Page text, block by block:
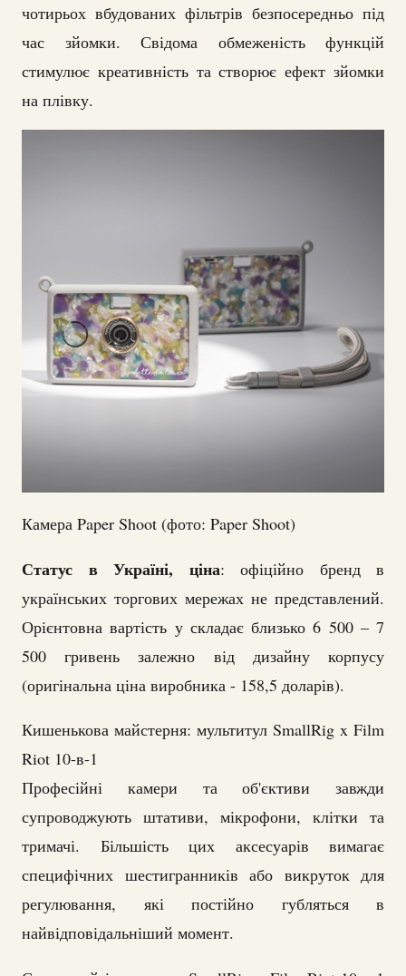
чотирьох вбудованих фільтрів безпосередньо під
час зйомки. Свідома обмеженість функцій
стимулює креативність та створює ефект зйомки
на плівку.
Камера Paper Shoot (фото: Paper Shoot)
Статус в Україні, ціна: офіційно бренд в
українських торгових мережах не представлений.
Орієнтовна вартість у складає близько 6 500 – 7
500 гривень залежно від дизайну корпусу
(оригінальна ціна виробника - 158,5 доларів).
Кишенькова майстерня: мультитул SmallRig x Film
Riot 10-в-1
Професійні камери та об'єктиви завжди
супроводжують штативи, мікрофони, клітки та
тримачі. Більшість цих аксесуарів вимагає
специфічних шестигранників або викруток для
регулювання, які постійно губляться в
найвідповідальніший момент.